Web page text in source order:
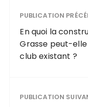
PUBLICATION
En quoi la
Grasse peut-
club existant ?
PUBLICATION